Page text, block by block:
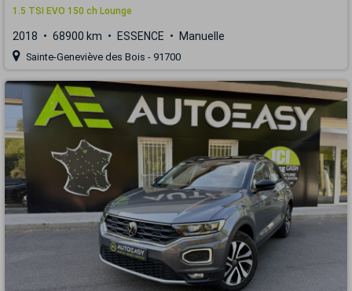
1.5 TSI EVO 150 ch Lounge
2018 68900 km ESSENCE Manuelle
Sainte-Geneviève des Bois - 91700